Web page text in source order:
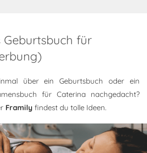
Geburtsbuch für
über ein Geburtsbuch oder ein
für Caterina nachgedacht?
Framily findest du tolle Ideen.